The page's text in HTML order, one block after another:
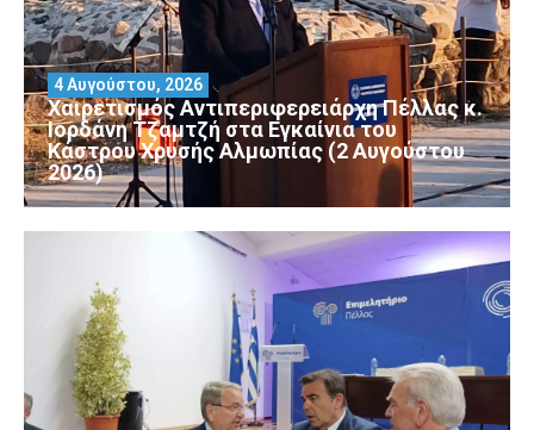
Χαιρετισμός Αντιπεριφερειάρχη Πέλλας κ.
Ιορδάνη Τζαμτζή στα Εγκαίνια του
Κάστρου Χρυσής Αλμωπίας (2 Αυγούστου
2026)
4 Αυγούστου, 2026